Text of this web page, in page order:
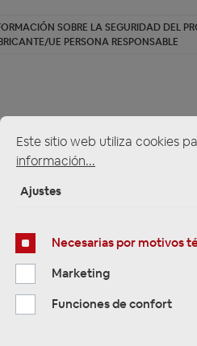
SOBRE LA SEGURIDAD DEL
UE PERSONA RESPONSABLE
"ACV 11-1319-01-0
Adapterkabel kompatibel mit
Este sitio web utiliza cookies
información...
Ajustes
Necesarias por motivos
Marketing
Funciones de confort